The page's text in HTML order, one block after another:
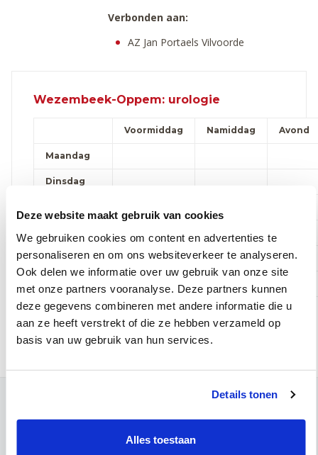
Deze website maakt gebruik van cookies
We gebruiken cookies om content en advertenties te
personaliseren en om ons websiteverkeer te analyseren.
Ook delen we informatie over uw gebruik van onze site
met onze partners vooranalyse. Deze partners kunnen
deze gegevens combineren met andere informatie die u
aan ze heeft verstrekt of die ze hebben verzameld op
basis van uw gebruik van hun services.
Details tonen
Alles toestaan
Verbonden aan:
AZ Jan Portaels Vilvoorde
Wezembeek-Oppem: urologie
Voormiddag Namiddag Avond
Maandag
Dinsdag
Donderdag
Vrijdag
Zaterdag
Online afspraak maken
Maria Theresiastraat 63 A